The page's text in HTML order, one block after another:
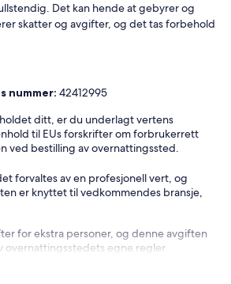
Det kan hende at gebyrer og
skatter og avgifter, og det tas forbehold
nummer: 42412995
ditt, er du underlagt vertens
til EUs forskrifter om forbrukerrett
ved bestilling av overnattingssted.
forvaltes av en profesjonell vert, og
er knyttet til vedkommendes bransje,
for ekstra personer, og denne avgiften
overnattingsstedets egne regler